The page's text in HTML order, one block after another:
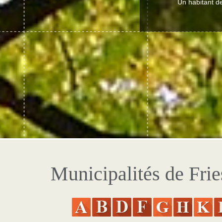
Un habitant
Municipalités de